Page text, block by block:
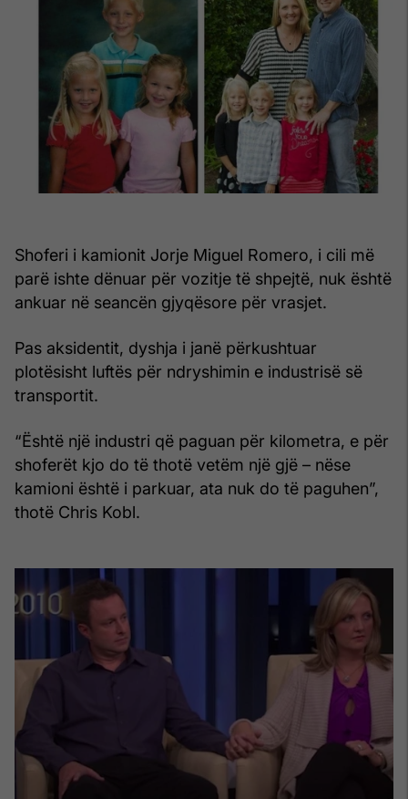
Shoferi i kamionit Jorje Miguel Romero, i cili më
parë ishte dënuar për vozitje të shpejtë, nuk është
ankuar në seancën gjyqësore për vrasjet.
Pas aksidentit, dyshja i janë përkushtuar
plotësisht luftës për ndryshimin e industrisë së
transportit.
“Është një industri që paguan për kilometra, e për
shoferët kjo do të thotë vetëm një gjë – nëse
kamioni është i parkuar, ata nuk do të paguhen”,
thotë Chris Kobl.